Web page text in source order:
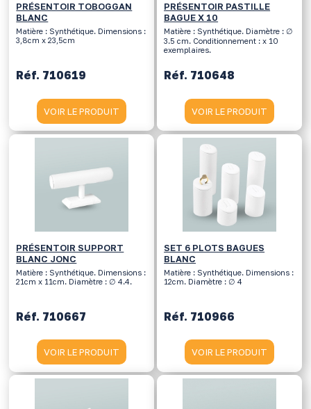
PRÉSENTOIR TOBOGGAN
BLANC
Matière : Synthétique. Dimensions :
3,8cm x 23,5cm
Réf. 710619
VOIR LE PRODUIT
PRÉSENTOIR PASTILLE
BAGUE X 10
Matière : Synthétique. Diamètre : ∅
3.5 cm. Conditionnement : x 10
exemplaires.
Réf. 710648
VOIR LE PRODUIT
PRÉSENTOIR SUPPORT
BLANC JONC
Matière : Synthétique. Dimensions :
21cm x 11cm. Diamètre : ∅ 4.4.
Réf. 710667
VOIR LE PRODUIT
SET 6 PLOTS BAGUES
BLANC
Matière : Synthétique. Dimensions :
12cm. Diamètre : ∅ 4
Réf. 710966
VOIR LE PRODUIT